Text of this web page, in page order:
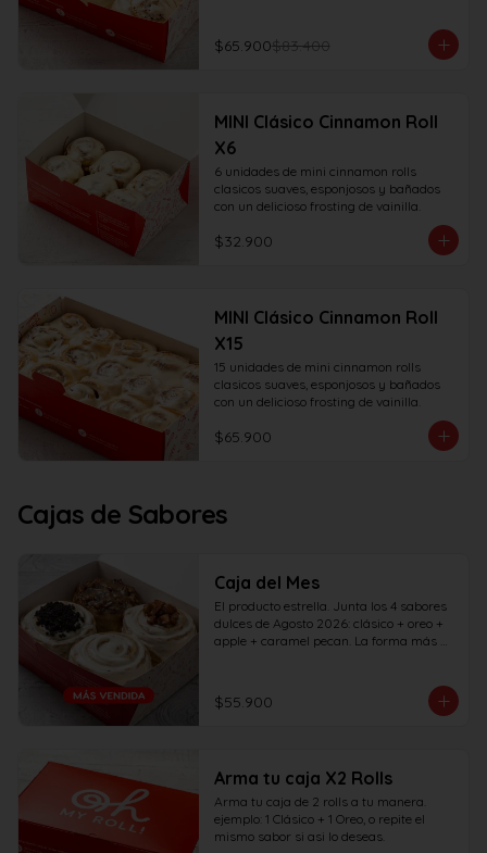
$65.900$83.400
MINI Clásico Cinnamon Roll
X6
6 unidades de mini cinnamon rolls
clasicos suaves, esponjosos y bañados
con un delicioso frosting de vainilla.
$32.900
MINI Clásico Cinnamon Roll
X15
15 unidades de mini cinnamon rolls
clasicos suaves, esponjosos y bañados
con un delicioso frosting de vainilla.
$65.900
Cajas de Sabores
Caja del Mes
El producto estrella. Junta los 4 sabores
dulces de Agosto 2026: clásico + oreo +
apple + caramel pecan. La forma más
vayan!
$55.900
Arma tu caja X2 Rolls
Arma tu caja de 2 rolls a tu manera.
ejemplo: 1 Clásico + 1 Oreo, o repite el
mismo sabor si asi lo deseas.